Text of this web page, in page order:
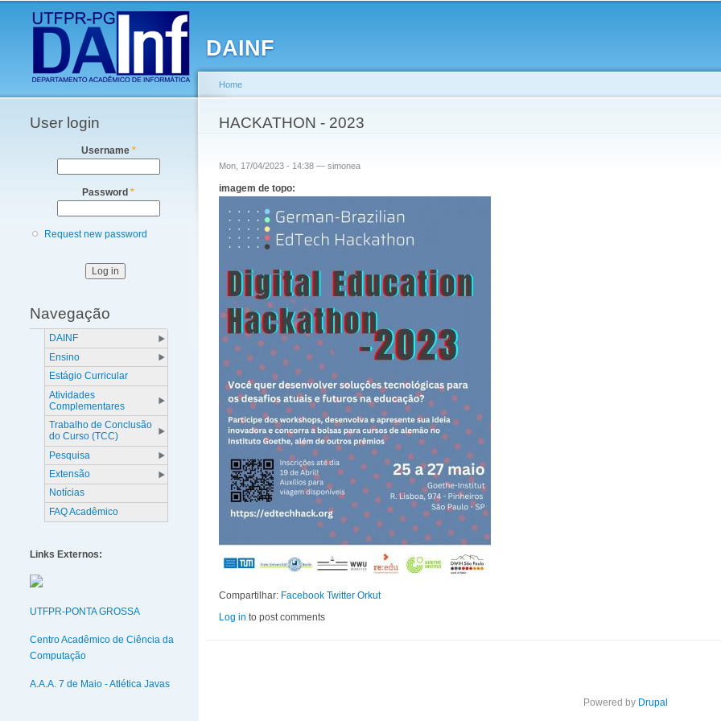
DAINF
Main menu
User login
Username *
Password *
Request new password
Navegação
DAINF
Ensino
Estágio Curricular
Atividades
Complementares
Trabalho de Conclusão
do Curso (TCC)
Pesquisa
Extensão
Notícias
FAQ Acadêmico
Links Externos:
UTFPR-PONTA GROSSA
Centro Acadêmico de Ciência da
Computação
A.A.A. 7 de Maio - Atlética Javas
You are here
Home
HACKATHON - 2023
Mon, 17/04/2023 - 14:38 — simonea
imagem de topo:
Compartilhar: Facebook Twitter Orkut
Log in to post comments
Powered by Drupal